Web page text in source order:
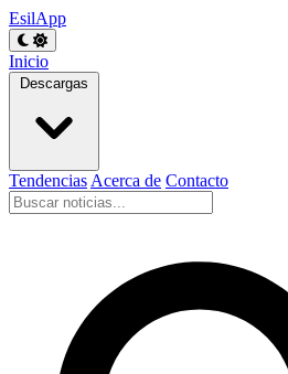
EsilApp
Inicio
Descargas
Tendencias Acerca de Contacto